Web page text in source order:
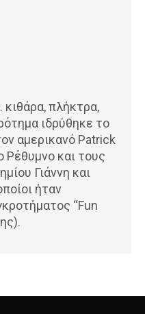
πλήκτρα,
ιδρύθηκε το
αμερικανό Patrick
και τους
Γιάννη και
ήταν
“Fun